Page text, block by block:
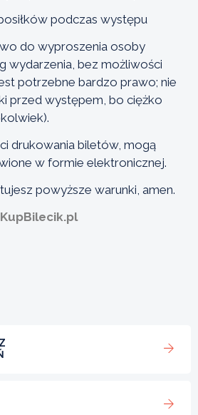
podczas występu
do wyproszenia osoby
wydarzenia, bez możliwości
potrzebne bardzo prawo; nie
przed występem, bo ciężko
drukowania biletów, mogą
w formie elektronicznej.
powyższe warunki, amen.
KupBilecik.pl